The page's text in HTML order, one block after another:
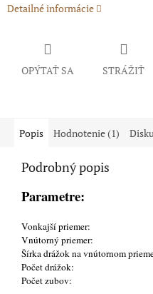
Detailné informácie
OPÝTAŤ SA STRÁŽIŤ
Popis Hodnotenie (1)
Podrobný popis
Parametre:
Vonkajší priemer:
Vnútorný priemer:
Šírka drážok na vnútornom
Počet drážok:
Počet zubov: